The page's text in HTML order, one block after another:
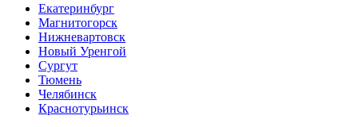
Екатеринбург
Магнитогорск
Нижневартовск
Новый Уренгой
Сургут
Тюмень
Челябинск
Краснотурьинск